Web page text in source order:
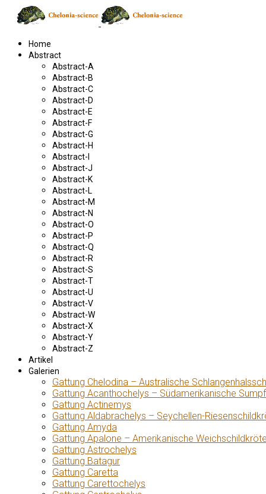
Home
Abstract
Abstract-A
Abstract-B
Abstract-C
Abstract-D
Abstract-E
Abstract-F
Abstract-G
Abstract-H
Abstract-I
Abstract-J
Abstract-K
Abstract-L
Abstract-M
Abstract-N
Abstract-O
Abstract-P
Abstract-Q
Abstract-R
Abstract-S
Abstract-T
Abstract-U
Abstract-V
Abstract-W
Abstract-X
Abstract-Y
Abstract-Z
Artikel
Galerien
Gattung Chelodina – Australische
Gattung Acanthochelys – Südamerikanische
Gattung Actinemys
Gattung Aldabrachelys – Seychellen-
Gattung Amyda
Gattung Apalone – Amerikanische
Gattung Astrochelys
Gattung Batagur
Gattung Caretta
Gattung Carettochelys